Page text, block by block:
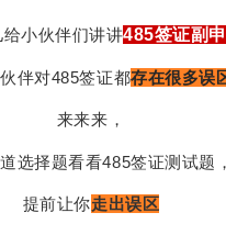
小伙伴们讲讲485签证副
伴对485签证都存在很多误
来来来，
选择题看看485签证测试题，
提前让你走出误区